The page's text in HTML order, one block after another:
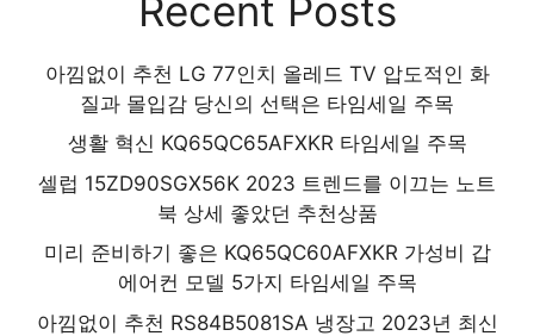
Recent Posts
아낌없이 추천 LG 77인치 올레드 TV 압도적인 화
질과 몰입감 당신의 선택은 타임세일 주목
생활 혁신 KQ65QC65AFXKR 타임세일 주목
셀럽 15ZD90SGX56K 2023 트렌드를 이끄는 노트
북 상세 좋았던 추천상품
미리 준비하기 좋은 KQ65QC60AFXKR 가성비 갑
에어컨 모델 5가지 타임세일 주목
아낌없이 추천 RS84B5081SA 냉장고 2023년 최신